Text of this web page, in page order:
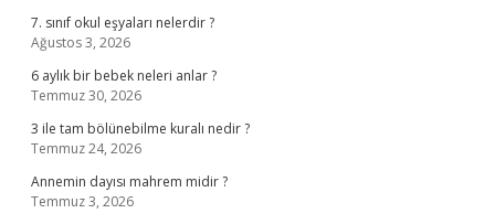
7. sınıf okul eşyaları nelerdir ?
Ağustos 3, 2026
6 aylık bir bebek neleri anlar ?
Temmuz 30, 2026
3 ile tam bölünebilme kuralı nedir ?
Temmuz 24, 2026
Annemin dayısı mahrem midir ?
Temmuz 3, 2026